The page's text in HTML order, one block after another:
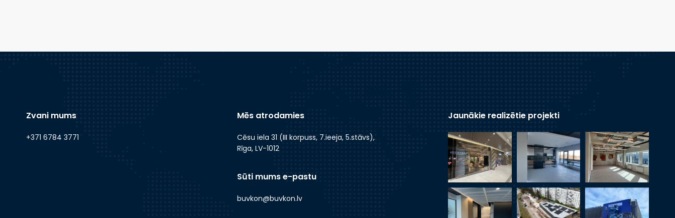
Zvani mums
+371 6784 3771
Mēs atrodamies
Cēsu iela 31 (III korpuss, 7.ieeja, 5.stāvs),
Rīga, LV-1012
Sūti mums e-pastu
buvkon@buvkon.lv
Jaunākie realizētie projekti